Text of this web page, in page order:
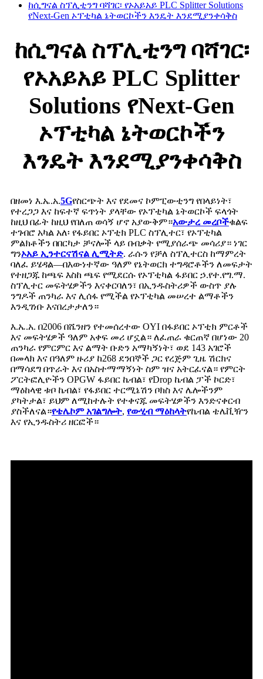
ከሲግናል ስፕሊቲንግ ባሻገር፡ የኦአይአይ PLC Splitter Solutions
የNext-Gen ኦፕቲካል ኔትወርኮችን እንዴት እንደሚያንቀሳቅስ
ከሲግናል ስፕሊቲንግ ባሻገር፡
የኦአይአይ PLC Splitter
Solutions የNext-Gen
ኦፕቲካል ኔትወርኮችን
እንዴት እንደሚያንቀሳቅስ
በዘመነ እ.ኤ.አ.5Gየስርጭት እና የደመና ኮምፒውቲንግ የበላይነት፣
የተረጋጋ እና ከፍተኛ ፍጥነት ያላቸው የኦፕቲካል ኔትወርኮች ፍላጎት
ከዚህ በፊት ከዚህ የበለጠ ወሳኝ ሆኖ አያውቅም።አውታረ መረቦችቁልፍ
ተገብሮ አካል አለ፡ የፋይበር ኦፕቲክ PLC ስፕሊተር፣ የኦፕቲካል
ምልክቶችን በበርካታ ቻናሎች ላይ በብቃት የሚያሰራጭ መሳሪያ። ነገር
ግንኦአይ ኢንተርናሽናል ሊሚትድ. ራሱን የቻለ ስፕሊተርስ ከማምረት
ባለፈ ይሄዳል—በእውነተኛው ዓለም የኔትወርክ ተግዳሮቶችን ለመፍታት
የተዘጋጁ ከጫፍ እስከ ጫፍ የሚደርሱ የኦፕቲካል ፋይበር ኃ.የተ.የግ.ማ.
ስፕሊተር መፍትሄዎችን እናቀርባለን፣ በኢንዱስትሪዎች ውስጥ ያሉ
ንግዶች ጠንካራ እና ሊሰፋ የሚችል የኦፕቲካል መሠረተ ልማቶችን
እንዲገነቡ እናበረታታለን።
እ.ኤ.አ. በ2006 በሼንዘን የተመሰረተው OYI በፋይበር ኦፕቲክ ምርቶች
እና መፍትሄዎች ዓለም አቀፍ መሪ ሆኗል። ለፈጠራ ቁርጠኛ በሆነው 20
ጠንካራ የምርምር እና ልማት ቡድን አማካኝነት፣ ወደ 143 አገሮች
በመላክ እና በዓለም ዙሪያ ከ268 ደንበኞች ጋር የረጅም ጊዜ ሽርክና
በማሳደግ በጥራት እና በአስተማማኝነት ስም ዝና አትርፈናል። የምርት
ፖርትፎሊዮችን OPGW ፋይበር ኬብል፣ የDrop ኬብል ፓች ኮርድ፣
ማዕከላዊ ቱቦ ኬብል፣ የፋይበር ተርሚኔሽን ቦክስ እና ሌሎችንም
ያካትታል፣ ይህም ለሚከተሉት የተቀናጁ መፍትሄዎችን እንድናቀርብ
ያስችለናል።የቴሌኮም አገልግሎት, የውሂብ ማዕከላትየኬብል ቴሌቪዥን
እና የኢንዱስትሪ ዘርፎች።